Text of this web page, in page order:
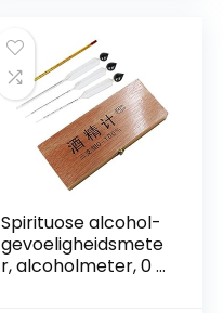
Spirituose alcohol-
gevoeligheidsmete
r, alcoholmeter, 0 –